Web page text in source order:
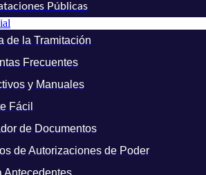
Públicas
de la Tramitación
Frecuentes
y Manuales
Fácil
de Documentos
de Autorizaciones de Poder
Antecedentes